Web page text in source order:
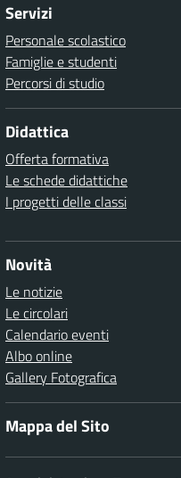
Servizi
Personale scolastico
Famiglie e studenti
Percorsi di studio
Didattica
Offerta formativa
Le schede didattiche
I progetti delle classi
Novità
Le notizie
Le circolari
Calendario eventi
Albo online
Gallery Fotografica
Mappa del Sito